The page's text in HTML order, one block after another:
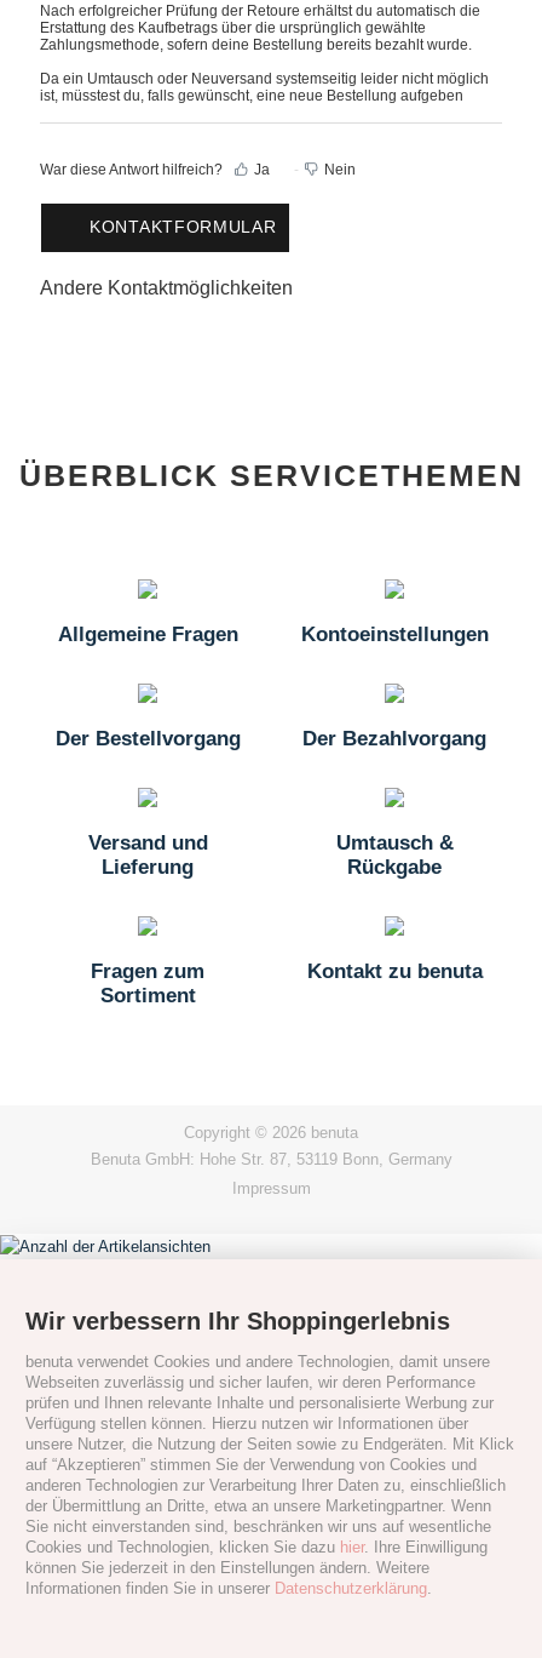
Nach erfolgreicher Prüfung der Retoure erhältst du automatisch die
Erstattung des Kaufbetrags über die ursprünglich gewählte
Zahlungsmethode, sofern deine Bestellung bereits bezahlt wurde.
Da ein Umtausch oder Neuversand systemseitig leider nicht möglich
ist, müsstest du, falls gewünscht, eine neue Bestellung aufgeben
War diese Antwort hilfreich? Ja Nein
KONTAKTFORMULAR
Andere Kontaktmöglichkeiten
ÜBERBLICK SERVICETHEMEN
Allgemeine Fragen Kontoeinstellungen
Der Bestellvorgang Der Bezahlvorgang
Versand und
Lieferung
Umtausch &
Rückgabe
Fragen zum
Sortiment
Kontakt zu benuta
Copyright © 2026 benuta
Benuta GmbH: Hohe Str. 87, 53119 Bonn, Germany
Impressum
Wir verbessern Ihr Shoppingerlebnis
benuta verwendet Cookies und andere Technologien, damit unsere
Webseiten zuverlässig und sicher laufen, wir deren Performance
prüfen und Ihnen relevante Inhalte und personalisierte Werbung zur
Verfügung stellen können. Hierzu nutzen wir Informationen über
unsere Nutzer, die Nutzung der Seiten sowie zu Endgeräten. Mit Klick
auf “Akzeptieren” stimmen Sie der Verwendung von Cookies und
anderen Technologien zur Verarbeitung Ihrer Daten zu, einschließlich
der Übermittlung an Dritte, etwa an unsere Marketingpartner. Wenn
Sie nicht einverstanden sind, beschränken wir uns auf wesentliche
Cookies und Technologien, klicken Sie dazu hier. Ihre Einwilligung
können Sie jederzeit in den Einstellungen ändern. Weitere
Informationen finden Sie in unserer Datenschutzerklärung.